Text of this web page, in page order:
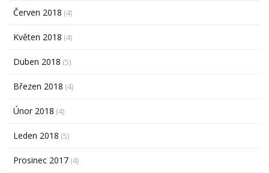
Červen 2018 (4)
Květen 2018 (4)
Duben 2018 (5)
Březen 2018 (4)
Únor 2018 (4)
Leden 2018 (5)
Prosinec 2017 (4)